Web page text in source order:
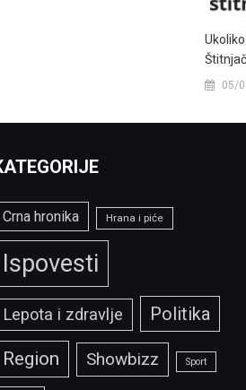
05/
Crna hronika Hrana i piće
Ispovesti
Lepota i zdravlje Politika
Region Showbizz Sport